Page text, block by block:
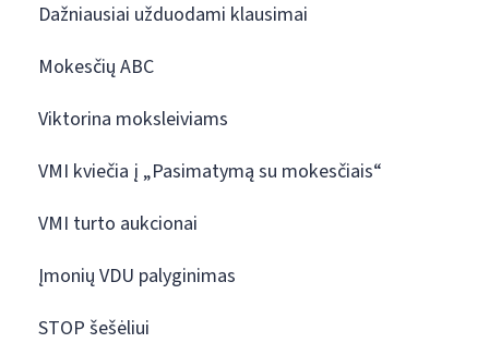
Dažniausiai užduodami klausimai
Mokesčių ABC
Viktorina moksleiviams
VMI kviečia į „Pasimatymą su mokesčiais“
VMI turto aukcionai
Įmonių VDU palyginimas
STOP šešėliui